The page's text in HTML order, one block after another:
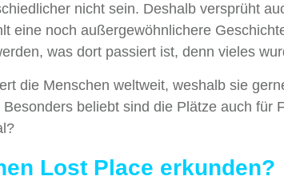
nicht sein. Deshalb versprüht
eine noch außergewöhnlichere
was dort passiert ist, denn vieles
die Menschen weltweit, weshalb sie
beliebt sind die Plätze auch für
Lost Place erkunden?